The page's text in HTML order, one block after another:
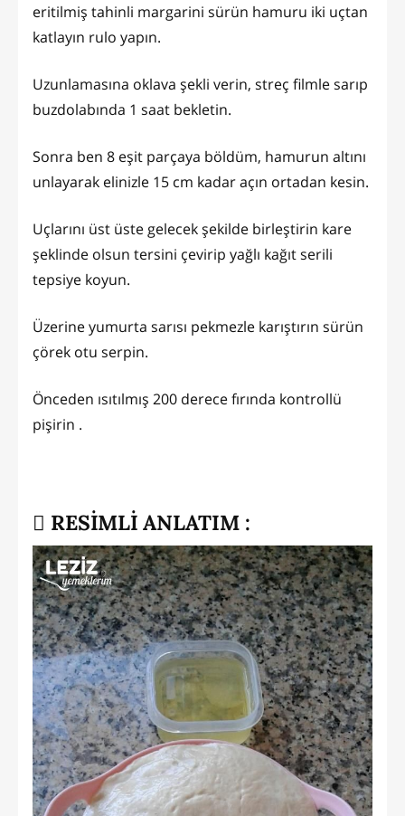
eritilmiş tahinli margarini sürün hamuru iki uçtan
katlayın rulo yapın.
Uzunlamasına oklava şekli verin, streç filmle sarıp
buzdolabında 1 saat bekletin.
Sonra ben 8 eşit parçaya böldüm, hamurun altını
unlayarak elinizle 15 cm kadar açın ortadan kesin.
Uçlarını üst üste gelecek şekilde birleştirin kare
şeklinde olsun tersini çevirip yağlı kağıt serili
tepsiye koyun.
Üzerine yumurta sarısı pekmezle karıştırın sürün
çörek otu serpin.
Önceden ısıtılmış 200 derece fırında kontrollü
pişirin .
RESİMLİ ANLATIM :